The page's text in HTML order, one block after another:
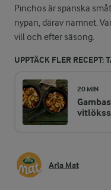
Pinchos är spanska
nypan, därav namnet.
vill och efter säsong.
UPPTÄCK FLER RECEPT:
20 MIN
Arla Mat